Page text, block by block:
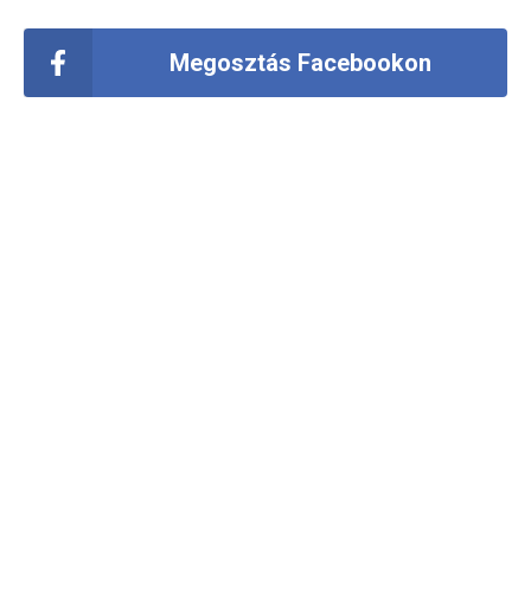
Megosztás Facebookon